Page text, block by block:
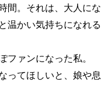
間。それは、大人にな
温かい気持ちになれる
ファンになった私。
ってほしいと、娘や息